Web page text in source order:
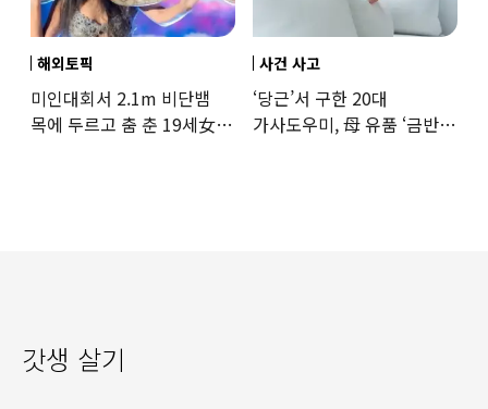
해외토픽
미인대회서 2.1m 비단뱀
목에 두르고 춤 춘 19세女
사건 사고
‘당근’서 구한 20대
가사도우미, 母 유품 ‘금반지
갓생 살기